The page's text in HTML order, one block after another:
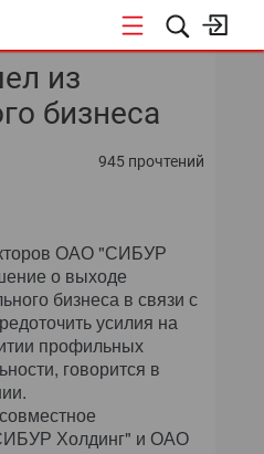
«ОТКРЫТЫЕ СИСТЕМЫ»
ИТ-ИНФРАСТРУКТУРА
БЕЗОПАСНОСТЬ
ДИРЕКТОР ИС
из
бизнеса
945 прочтений
ОАО "СИБУР
о выходе
бизнеса в связи с
усилия на
профильных
говорится в
Холдинг" и ОАО